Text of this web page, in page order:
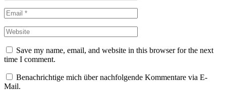
Save my name, email, and website in this browser for the next
time I comment.
Benachrichtige mich über nachfolgende Kommentare via E-
Mail.